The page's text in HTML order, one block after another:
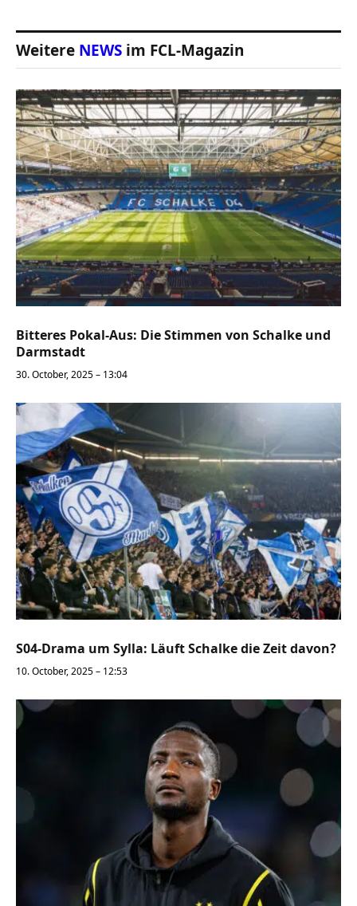
Weitere NEWS im FCL-Magazin
Bitteres Pokal-Aus: Die Stimmen von Schalke und
Darmstadt
30. October, 2025 – 13:04
S04-Drama um Sylla: Läuft Schalke die Zeit davon?
10. October, 2025 – 12:53